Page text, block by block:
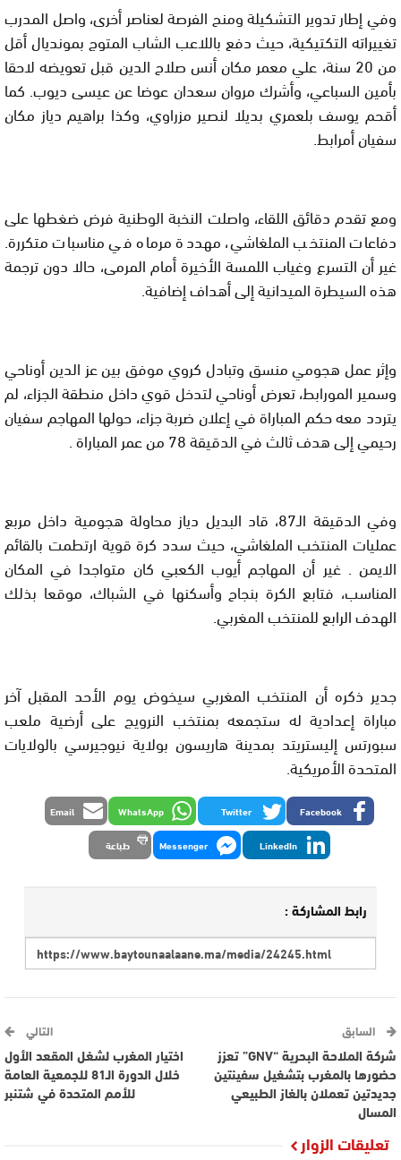
وفي إطار تدوير التشكيلة ومنح الفرصة لعناصر أخرى، واصل المدرب
تغييراته التكتيكية، حيث دفع باللاعب الشاب المتوج بمونديال أقل
من 20 سنة، علي معمر مكان أنس صلاح الدين قبل تعويضه لاحقا
بأمين السباعي، وأشرك مروان سعدان عوضا عن عيسى ديوب. كما
أقحم يوسف بلعمري بديلا لنصير مزراوي، وكذا براهيم دياز مكان
سفيان أمرابط.
ومع تقدم دقائق اللقاء، واصلت النخبة الوطنية فرض ضغطها على
دفاعات المنتخب الملغاشي، مهددة مرماه في مناسبات متكررة.
غير أن التسرع وغياب اللمسة الأخيرة أمام المرمى، حالا دون ترجمة
هذه السيطرة الميدانية إلى أهداف إضافية.
وإثر عمل هجومي منسق وتبادل كروي موفق بين عز الدين أوناحي
وسمير المورابط، تعرض أوناحي لتدخل قوي داخل منطقة الجزاء، لم
يتردد معه حكم المباراة في إعلان ضربة جزاء، حولها المهاجم سفيان
رحيمي إلى هدف ثالث في الدقيقة 78 من عمر المباراة .
وفي الدقيقة الـ87، قاد البديل دياز محاولة هجومية داخل مربع
عمليات المنتخب الملغاشي، حيث سدد كرة قوية ارتطمت بالقائم
الايمن . غير أن المهاجم أيوب الكعبي كان متواجدا في المكان
المناسب، فتابع الكرة بنجاح وأسكنها في الشباك، موقعا بذلك
الهدف الرابع للمنتخب المغربي.
جدير ذكره أن المنتخب المغربي سيخوض يوم الأحد المقبل آخر
مباراة إعدادية له ستجمعه بمنتخب النرويج على أرضية ملعب
سبورتس إليستريتد بمدينة هاريسون بولاية نيوجيرسي بالولايات
المتحدة الأمريكية.
Facebook
Twitter
WhatsApp
Email
LinkedIn
Messenger طباعة
رابط المشاركة :
السابق
شركة الملاحة البحرية “GNV” تعزز
حضورها بالمغرب بتشغيل سفينتين
جديدتين تعملان بالغاز الطبيعي
المسال
التالي
اختيار المغرب لشغل المقعد الأول
خلال الدورة الـ81 للجمعية العامة
للأمم المتحدة في شتنبر
تعليقات الزوار